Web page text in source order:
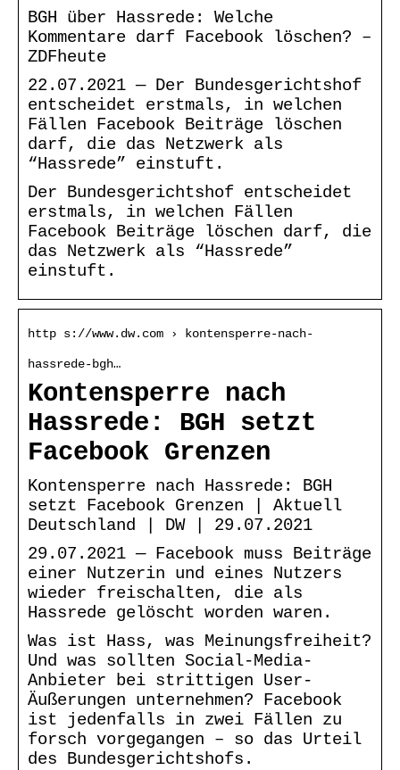
BGH über Hassrede: Welche
Kommentare darf Facebook löschen? –
ZDFheute
22.07.2021 — Der Bundesgerichtshof
entscheidet erstmals, in welchen
Fällen Facebook Beiträge löschen
darf, die das Netzwerk als
“Hassrede” einstuft.
Der Bundesgerichtshof entscheidet
erstmals, in welchen Fällen
Facebook Beiträge löschen darf, die
das Netzwerk als “Hassrede”
einstuft.
http s://www.dw.com › kontensperre-nach-
hassrede-bgh…
Kontensperre nach
Hassrede: BGH setzt
Facebook Grenzen
Kontensperre nach Hassrede: BGH
setzt Facebook Grenzen | Aktuell
Deutschland | DW | 29.07.2021
29.07.2021 — Facebook muss Beiträge
einer Nutzerin und eines Nutzers
wieder freischalten, die als
Hassrede gelöscht worden waren.
Was ist Hass, was Meinungsfreiheit?
Und was sollten Social-Media-
Anbieter bei strittigen User-
Äußerungen unternehmen? Facebook
ist jedenfalls in zwei Fällen zu
forsch vorgegangen – so das Urteil
des Bundesgerichtshofs.